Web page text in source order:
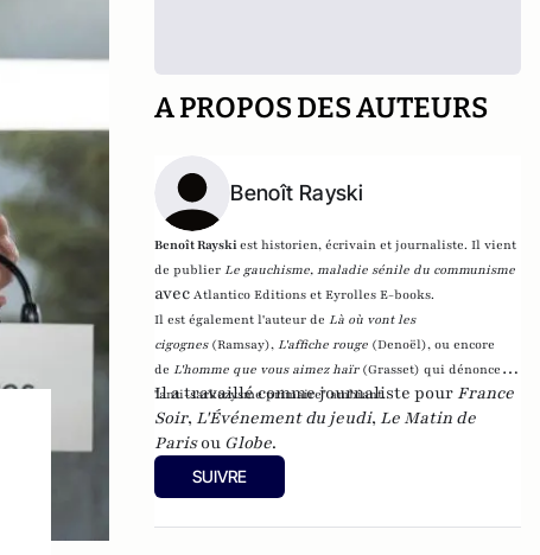
A PROPOS DES AUTEURS
Benoît Rayski
Benoît Rayskiest historien, écrivain et journaliste. Il vient
de publierLe gauchisme, maladie sénile du communisme
avecAtlantico Editions et Eyrolles E-books.
Il est également l'auteur deLà où vont les
cigognes (Ramsay),L'affiche rouge (Denoël), ou encore
deL'homme que vous aimez haïr (Grasset) qui dénonce l'
"anti-sarkozysme primaire" ambiant.
Il a travaillé comme journaliste pour France
Soir, L'Événement du jeudi, Le Matin de
Parisou Globe.
SUIVRE